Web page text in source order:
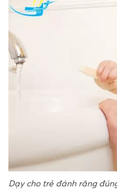
Dạy cho trẻ đánh răng